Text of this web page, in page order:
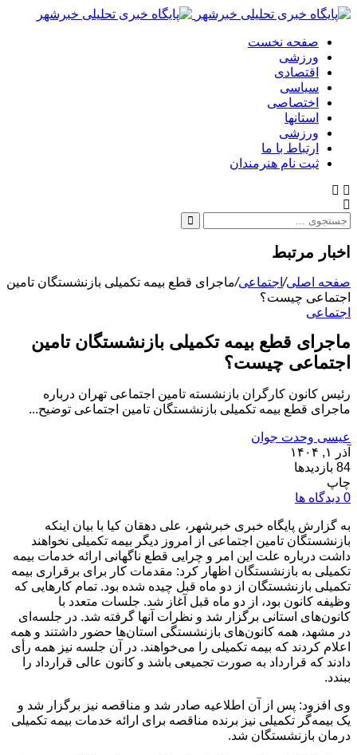
صفحه نخست
ورزشی
اقتصادی
سیاسی
اختصاصی
استانها
ورزشی
ارتباط با ما
ثبت نام هنرمندان
اخبار مرتبط
صفحه اصلی/اجتماعی/ماجرای قطع بیمه تکمیلی بازنشستگان تامین
اجتماعی چیست؟
اجتماعی
ماجرای قطع بیمه تکمیلی بازنشستگان تامین
اجتماعی چیست؟
رئیس کانون کارگران بازنشسته تامین اجتماعی تهران درباره
ماجرای قطع بیمه تکمیلی بازنشستگان تامین اجتماعی توضیح...
عیسی وحدت جوان
آذر ۱, ۱۴۰۴
84 بازدیدها
چاپ
0 دیدگاه ها
به گزارش پایگاه خبری خبرشهر، علی دهقان کیا با بیان اینکه
بازنشستگان تامین اجتماعی از امروز دیگر بیمه تکمیلی نخواهند
داشت درباره علت این امر و چرایی قطع ناگهانی ارائه خدمات بیمه
تکمیلی به بازنشستگان اظهار کرد: مقدمات کار برای برقراری بیمه
تکمیلی بازنشستگان از دو ماه قبل چیده شده بود. تمام کارهایی که
وظیفه کانون بود، از دو ماه قبل آغاز شد. جلسات متعدد با
کانون‌های استانی برگزار شد و نظرات آنها گرفته شد. در جلسه‌ای
در مشهد، همه کانون‌های بازنشستگی استان‌ها حضور داشتند و همه
اعلام کردند که بیمه تکمیلی را می‌خواهند. در آن جلسه نیز همه رأی
دادند که قرارداد به صورت تجمیعی باشد و کانون عالی قرارداد را
ببندد.
وی افزود: پس از آن اطلاعیه صادر شد و مناقصه نیز برگزار شد و
یک بیمه‌گر تکمیلی نیز برنده مناقصه برای ارائه خدمات بیمه تکمیلی
درمان بازنشستگان شد.